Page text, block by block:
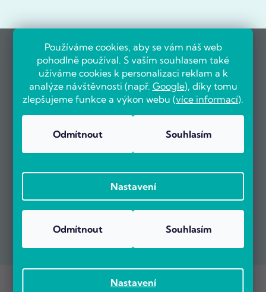
Používáme cookies, aby se vám náš web
pohodlně používal. S vaším souhlasem také
užíváme cookies k personalizaci reklam a k
analýze návštěvnosti (např. Google), díky tomu
zlepšujeme funkce a výkon webu (více informací).
Nastavení
Odmítnout Souhlasím
Nastavení
Odmítnout Souhlasím
POČÍTÁRNA.CZ. Všechna práva vyhrazena.